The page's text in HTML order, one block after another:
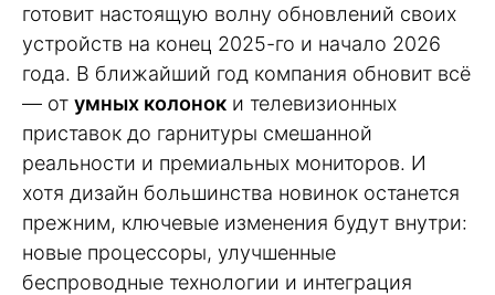
готовит настоящую волну обновлений своих
устройств на конец 2025-го и начало 2026
года. В ближайший год компания обновит всё
— от умных колонок и телевизионных
приставок до гарнитуры смешанной
реальности и премиальных мониторов. И
хотя дизайн большинства новинок останется
прежним, ключевые изменения будут внутри:
новые процессоры, улучшенные
беспроводные технологии и интеграция